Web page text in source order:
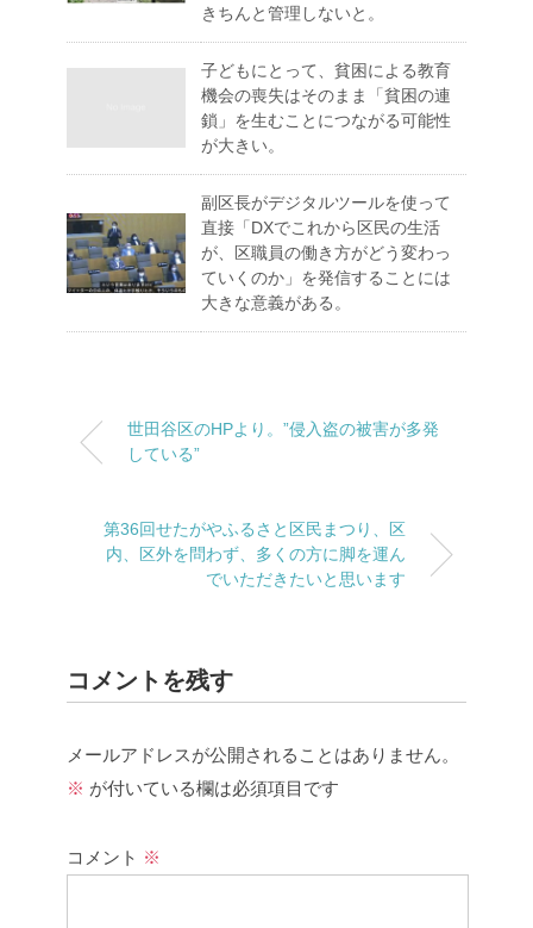
きちんと管理しないと。
子どもにとって、貧困による教育
機会の喪失はそのまま「貧困の連
鎖」を生むことにつながる可能性
が大きい。
副区長がデジタルツールを使って
直接「DXでこれから区民の生活
が、区職員の働き方がどう変わっ
ていくのか」を発信することには
大きな意義がある。
世田谷区のHPより。”侵入盗の被害が多発
している”
第36回せたがやふるさと区民まつり、区
内、区外を問わず、多くの方に脚を運ん
でいただきたいと思います
コメントを残す
メールアドレスが公開されることはありません。
※ が付いている欄は必須項目です
コメント ※